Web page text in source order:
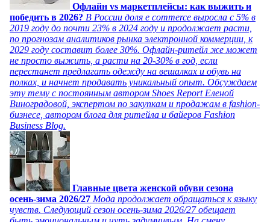
Офлайн vs маркетплейсы: как выжить и
победить в 2026? В России доля e commerce выросла с 5% в
2019 году до почти 23% в 2024 году и продолжает расти,
по прогнозам аналитиков рынка электронной коммерции, к
2029 году составит более 30%. Офлайн-ритейл же может
не просто выжить, а расти на 20-30% в год, если
перестанет предлагать одежду на вешалках и обувь на
полках, и начнет продавать уникальный опыт. Обсуждаем
эту тему с постоянным автором Shoes Report Еленой
Виноградовой, экспертом по закупкам и продажам в fashion-
бизнесе, автором блога для ритейла и байеров Fashion
Business Blog.
Главные цвета женской обуви сезона
осень-зима 2026/27 Мода продолжает обращаться к языку
чувств. Следующий сезон осень-зима 2026/27 обещает